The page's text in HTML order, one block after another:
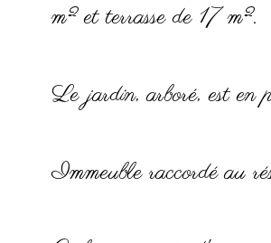
m² et terrasse de 17 m².
Le jardin, arboré, est en
Immeuble raccordé au